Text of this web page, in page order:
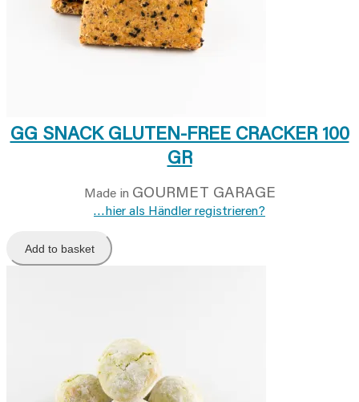
GG SNACK GLUTEN-FREE CRACKER 100
GR
Made in GOURMET GARAGE
…hier als Händler registrieren?
Add to basket